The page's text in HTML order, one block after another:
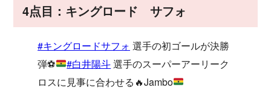
4点目：キングロード サフォ
#キングロードサフォ 選手の初ゴールが決勝
弾⚽️ #白井陽斗選手のスーパーアーリーク
ロスに見事に合わせる 🔥Jambo